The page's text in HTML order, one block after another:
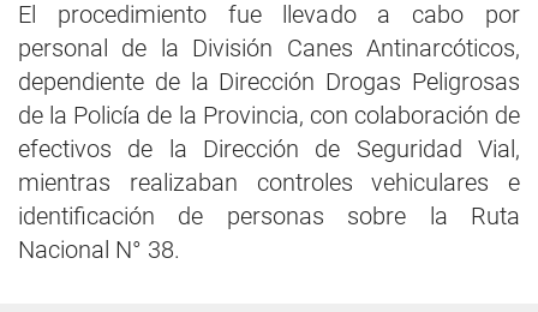
El procedimiento fue llevado a cabo por
personal de la División Canes Antinarcóticos,
dependiente de la Dirección Drogas Peligrosas
de la Policía de la Provincia, con colaboración de
efectivos de la Dirección de Seguridad Vial,
mientras realizaban controles vehiculares e
identificación de personas sobre la Ruta
Nacional N° 38.